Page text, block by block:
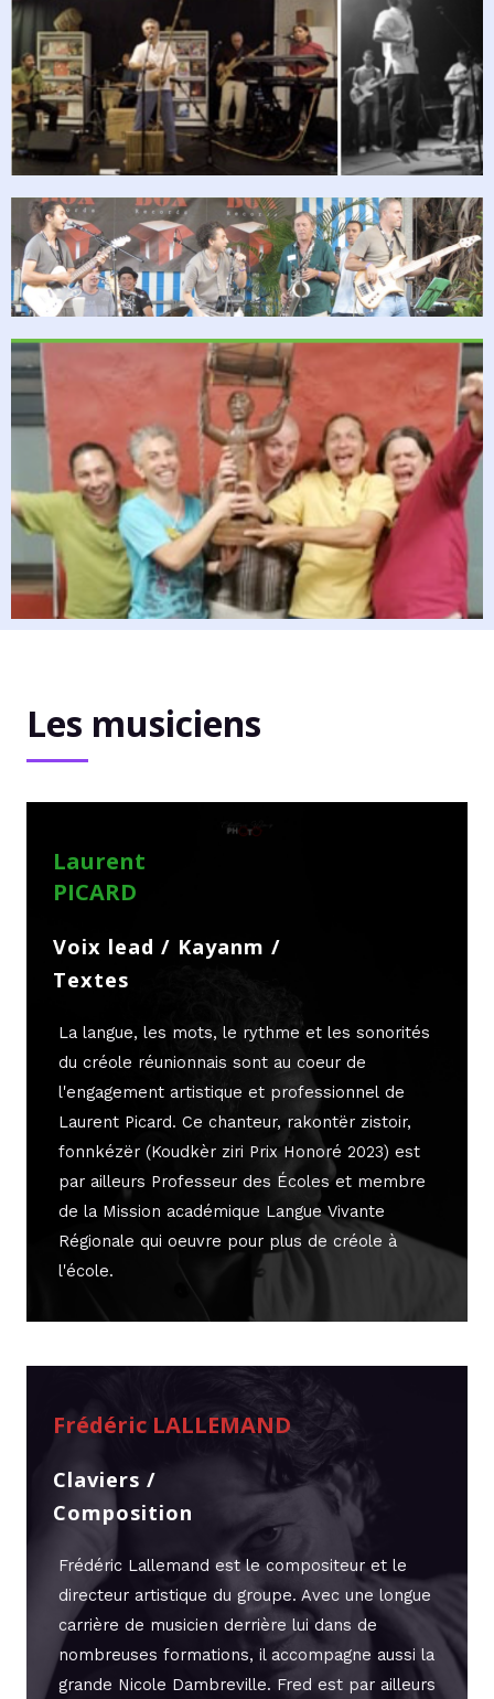
Les musiciens
Laurent
PICARD
Voix lead / Kayanm /
Textes
La langue, les mots, le rythme et les sonorités
du créole réunionnais sont au coeur de
l'engagement artistique et professionnel de
Laurent Picard. Ce chanteur, rakontër zistoir,
fonnkézër (Koudkèr ziri Prix Honoré 2023) est
par ailleurs Professeur des Écoles et membre
de la Mission académique Langue Vivante
Régionale qui oeuvre pour plus de créole à
l'école.
Frédéric LALLEMAND
Claviers /
Composition
Frédéric Lallemand est le compositeur et le
directeur artistique du groupe. Avec une longue
carrière de musicien derrière lui dans de
nombreuses formations, il accompagne aussi la
grande Nicole Dambreville. Fred est par ailleurs